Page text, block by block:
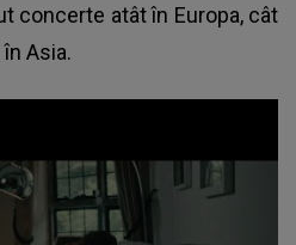
concerte atât în Europa, cât
Asia.